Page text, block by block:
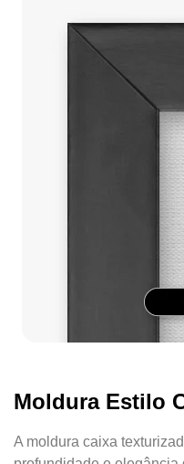
Moldura Estilo
A moldura caixa